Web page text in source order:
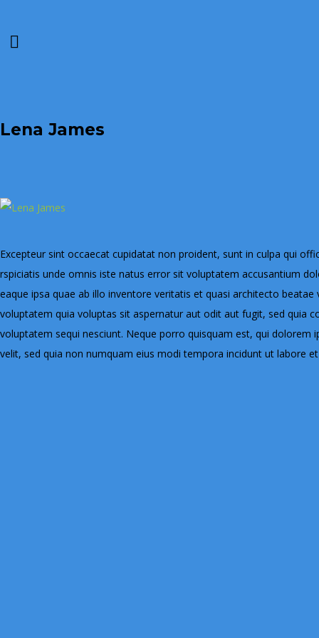
Lena James
Excepteur sint occaecat cupidatat non proident, sunt in culpa qui
rspiciatis unde omnis iste natus error sit voluptatem accusantium
eaque ipsa quae ab illo inventore veritatis et quasi architecto
voluptatem quia voluptas sit aspernatur aut odit aut fugit, sed quia
voluptatem sequi nesciunt. Neque porro quisquam est, qui dolorem
velit, sed quia non numquam eius modi tempora incidunt ut labore